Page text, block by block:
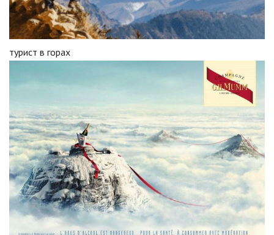
турист в горах